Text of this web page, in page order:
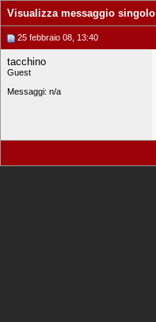
Visualizza messaggio singolo
25 febbraio 08, 13:40
tacchino
Guest
Messaggi: n/a